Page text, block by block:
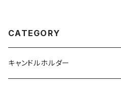
CATEGORY
キャンドルホルダー